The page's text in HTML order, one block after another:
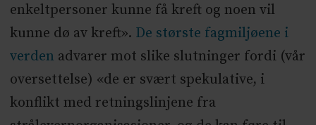
enkeltpersoner kunne få kreft og noen vil
kunne dø av kreft». De største fagmiljøene i
verden advarer mot slike slutninger fordi (vår
oversettelse) «de er svært spekulative, i
konflikt med retningslinjene fra